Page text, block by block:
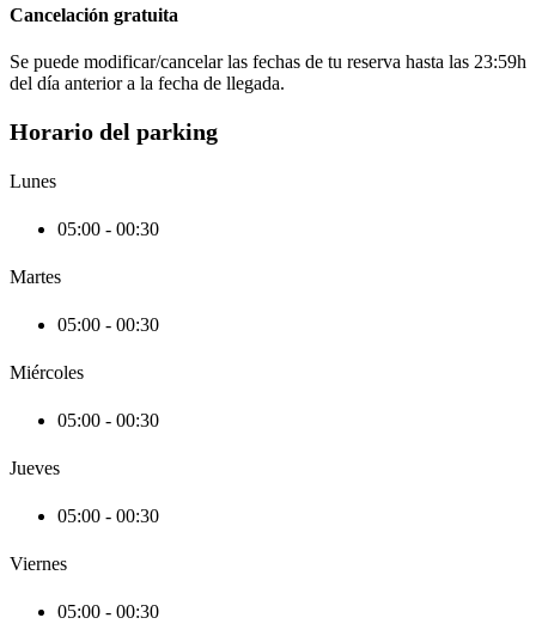
Cancelación gratuita
Se puede modificar/cancelar las fechas de tu reserva hasta las 23:59h
del día anterior a la fecha de llegada.
Horario del parking
Lunes
05:00 - 00:30
Martes
05:00 - 00:30
Miércoles
05:00 - 00:30
Jueves
05:00 - 00:30
Viernes
05:00 - 00:30